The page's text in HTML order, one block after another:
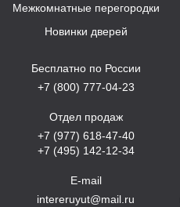
Межкомнатные перегородки
Новинки дверей
Бесплатно по России
+7 (800) 777-04-23
Отдел продаж
+7 (977) 618-47-40
+7 (495) 142-12-34
E-mail
intereruyut@mail.ru